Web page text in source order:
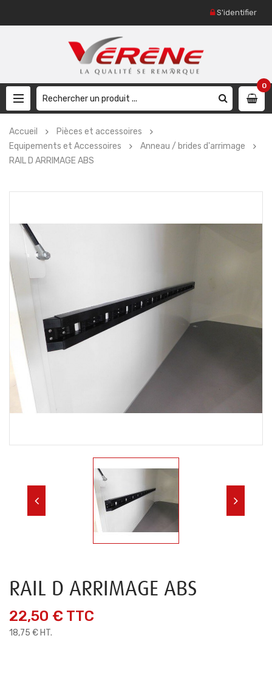
S'identifier
0
Accueil
Pièces et accessoires
Equipements et Accessoires
Anneau / brides d'arrimage
RAIL D ARRIMAGE ABS
RAIL D ARRIMAGE ABS
22,50 € TTC
18,75 € HT.